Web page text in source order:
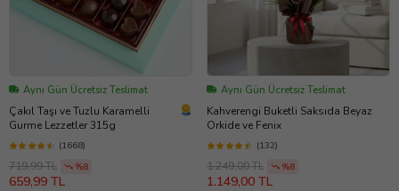
Aynı Gün Ücretsiz Teslimat
Çakıl Taşı ve Tuzlu Karamelli
Gurme Lezzetler 315g
(1668)
719,99 TL %8
659,99 TL
Aynı Gün Ücretsiz Teslimat
Kahverengi Buketli Saksıda Beyaz
Orkide ve Fenix
(132)
1.249,00 TL %8
1.149,00 TL